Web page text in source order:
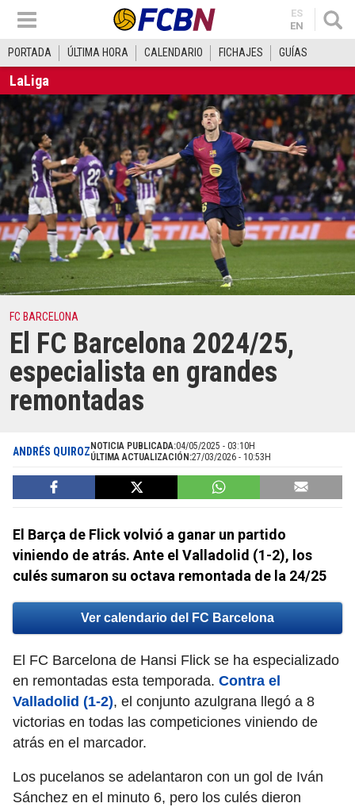
ES
EN
PORTADA ÚLTIMA HORA CALENDARIO FICHAJES GUÍAS
LaLiga
FC BARCELONA
El FC Barcelona 2024/25,
especialista en grandes
remontadas
ANDRÉS QUIROZ NOTICIA PUBLICADA:04/05/2025 - 03:10H
ÚLTIMA ACTUALIZACIÓN:27/03/2026 - 10:53H
El Barça de Flick volvió a ganar un partido
viniendo de atrás. Ante el Valladolid (1-2), los
culés sumaron su octava remontada de la 24/25
Ver calendario del FC Barcelona
El FC Barcelona de Hansi Flick se ha especializado
en remontadas esta temporada. Contra el
Valladolid (1-2), el conjunto azulgrana llegó a 8
victorias en todas las competiciones viniendo de
atrás en el marcador.
Los pucelanos se adelantaron con un gol de Iván
Sánchez en el minuto 6, pero los culés dieron